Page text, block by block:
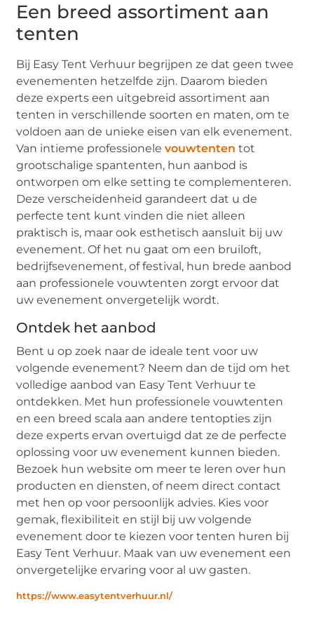
Een breed assortiment aan
tenten
Bij Easy Tent Verhuur begrijpen ze dat geen twee
evenementen hetzelfde zijn. Daarom bieden
deze experts een uitgebreid assortiment aan
tenten in verschillende soorten en maten, om te
voldoen aan de unieke eisen van elk evenement.
Van intieme professionelevouwtenten tot
grootschalige spantenten, hun aanbod is
ontworpen om elke setting te complementeren.
Deze verscheidenheid garandeert dat u de
perfecte tent kunt vinden die niet alleen
praktisch is, maar ook esthetisch aansluit bij uw
evenement. Of het nu gaat om een bruiloft,
bedrijfsevenement, of festival, hun brede aanbod
aan professionele vouwtenten zorgt ervoor dat
uw evenement onvergetelijk wordt.
Ontdek het aanbod
Bent u op zoek naar de ideale tent voor uw
volgende evenement? Neem dan de tijd om het
volledige aanbod van Easy Tent Verhuur te
ontdekken. Met hun professionele vouwtenten
en een breed scala aan andere tentopties zijn
deze experts ervan overtuigd dat ze de perfecte
oplossing voor uw evenement kunnen bieden.
Bezoek hun website om meer te leren over hun
producten en diensten, of neem direct contact
met hen op voor persoonlijk advies. Kies voor
gemak, flexibiliteit en stijl bij uw volgende
evenement door te kiezen voor tenten huren bij
Easy Tent Verhuur. Maak van uw evenement een
onvergetelijke ervaring voor al uw gasten.
https://www.easytentverhuur.nl/